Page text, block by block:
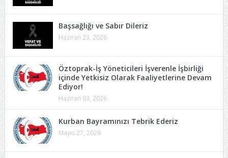
Başsağlığı ve Sabır Dileriz
Haziran 23, 2026
Öztoprak-İş Yöneticileri İşverenle İşbirliği
içinde Yetkisiz Olarak Faaliyetlerine Devam
Ediyor!
Haziran 03, 2026
Kurban Bayramınızı Tebrik Ederiz
Mayıs 27, 2026